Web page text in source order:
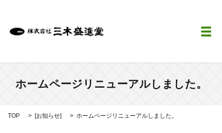
メ
ホームページリニューアルしました。
TOP [お知らせ] ホームページリニューアルしました。